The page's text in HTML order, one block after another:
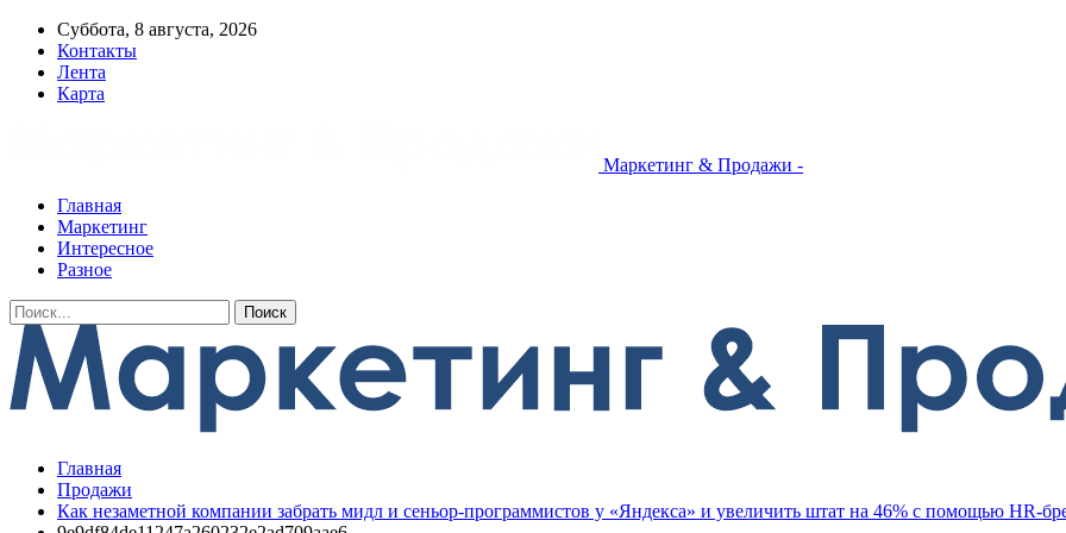
Суббота, 8 августа, 2026
Контакты
Лента
Карта
Маркетинг & Продажи -
Главная
Маркетинг
Интересное
Разное
Главная
Продажи
Как незаметной компании забрать мидл и сеньор-программистов у «Яндекса» и увеличить штат на 46% с помощью HR-